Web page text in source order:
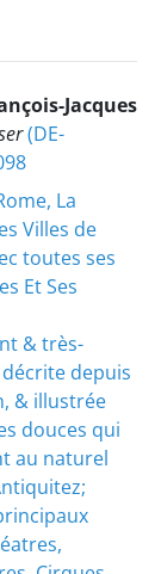
Jacques
(DE-
La
Villes de
toutes ses
Et Ses
& très-
depuis
& illustrée
douces qui
au naturel